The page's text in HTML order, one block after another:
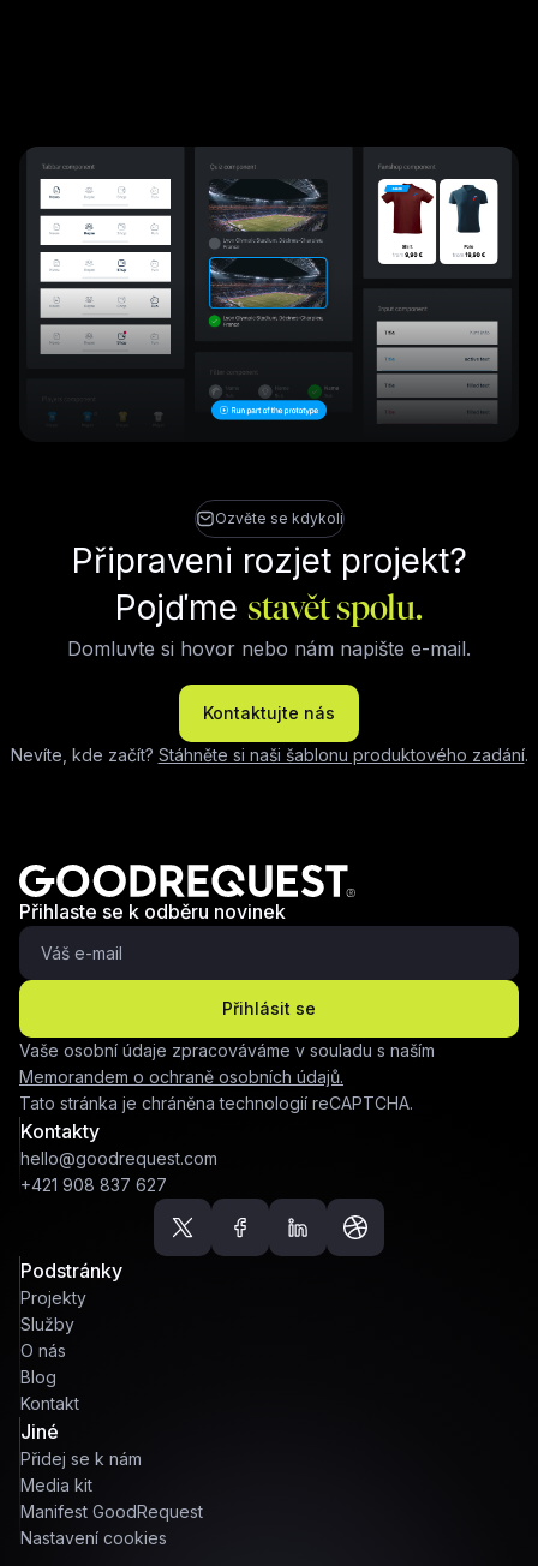
Ozvěte se kdykoli
Připraveni rozjet projekt?
Pojďmestavět spolu.
Domluvte si hovor nebo nám napište e-mail.
Kontaktujte nás
Nevíte, kde začít? Stáhněte si naši šablonu produktového zadání.
Přihlaste se k odběru novinek
Přihlásit se
Vaše osobní údaje zpracováváme v souladu s naším
Memorandem o ochraně osobních údajů.
Tato stránka je chráněna technologií reCAPTCHA.
Kontakty
hello@goodrequest.com
+421 908 837 627
Podstránky
Projekty
Služby
O nás
Blog
Kontakt
Jiné
Přidej se k nám
Media kit
Manifest GoodRequest
Nastavení cookies